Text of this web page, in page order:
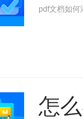
pdf文档如何
怎